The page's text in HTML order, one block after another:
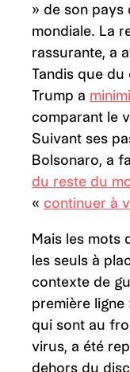
» de son pays
mondiale. La
rassurante, a
Tandis que du
Trump a
comparant le
Suivant ses
Bolsonaro, a
du reste du
« continuer à
Mais les mots
les seuls à
contexte de
première
qui sont au
virus, a été
dehors du